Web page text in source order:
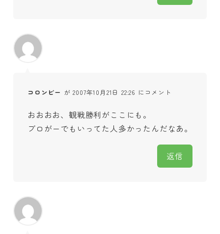
コロンビー が 2007年10月21日 22:26 にコメント
おおおお、観戦勝利がここにも。
ブロがーでもいってた人多かったんだなあ。
返信